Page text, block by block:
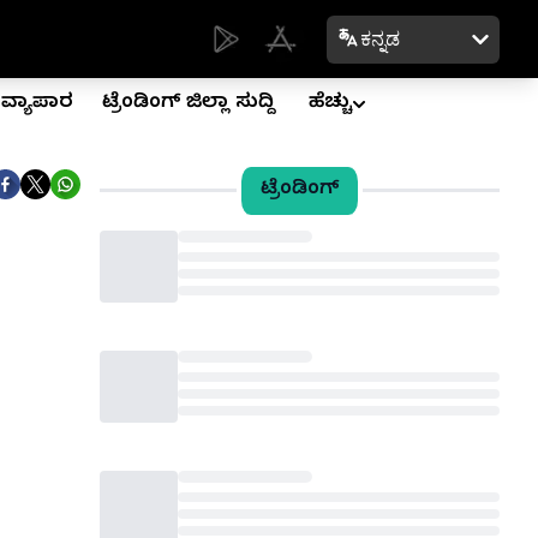
ಕನ್ನಡ
ವ್ಯಾಪಾರ ಟ್ರೆಂಡಿಂಗ್ ಜಿಲ್ಲಾ ಸುದ್ದಿ ಹೆಚ್ಚು
ಟ್ರೆಂಡಿಂಗ್